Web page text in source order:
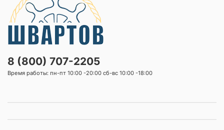
8 (800) 707-2205
Время работы: пн-пт 10:00 -20:00 сб-вс 10:00 -18:00